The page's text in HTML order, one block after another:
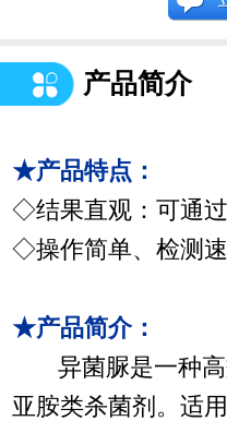
产品简介
★产品特点：
◇结果直观：可通
◇操作简单、检测速
★产品简介：
异菌脲是一种高
亚胺类杀菌剂。适